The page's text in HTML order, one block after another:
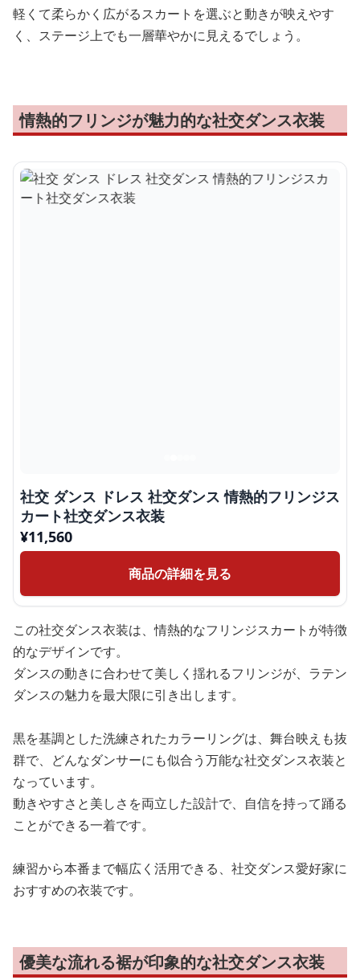
軽くて柔らかく広がるスカートを選ぶと動きが映えやす
く、ステージ上でも一層華やかに見えるでしょう。
情熱的フリンジが魅力的な社交ダンス衣装
社交 ダンス ドレス 社交ダンス 情熱的フリンジス
カート社交ダンス衣装
¥11,560
商品の詳細を見る
この社交ダンス衣装は、情熱的なフリンジスカートが特徴
的なデザインです。
ダンスの動きに合わせて美しく揺れるフリンジが、ラテン
ダンスの魅力を最大限に引き出します。
黒を基調とした洗練されたカラーリングは、舞台映えも抜
群で、どんなダンサーにも似合う万能な社交ダンス衣装と
なっています。
動きやすさと美しさを両立した設計で、自信を持って踊る
ことができる一着です。
練習から本番まで幅広く活用できる、社交ダンス愛好家に
おすすめの衣装です。
優美な流れる裾が印象的な社交ダンス衣装